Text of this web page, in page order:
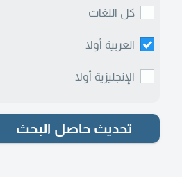
كل اللغات
العربية أولا
الإنجليزية أولا
تحديث حاصل البحث